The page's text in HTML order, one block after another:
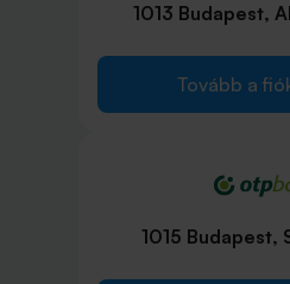
1013 Budapest,
Tovább a
1015 Budapest,